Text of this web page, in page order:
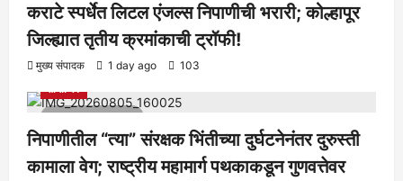
कराटे स्पर्धेत लिटल एंजल्स निपाणीची भरारी; कोल्हापूर
जिल्ह्यात तृतीय क्रमांकाची ट्रॉफी!
मुख्य संपादक 1 day ago 103
1 minute read
आरोग्य क्रीडा ताज्या बातम्या निपाणी परिसर
निपाणीतील “त्या” संरक्षक भिंतीच्या दुर्घटनेनंतर दुरुस्ती
कामाला वेग; राष्ट्रीय महामार्ग पथकाकडून गुणवत्तेवर